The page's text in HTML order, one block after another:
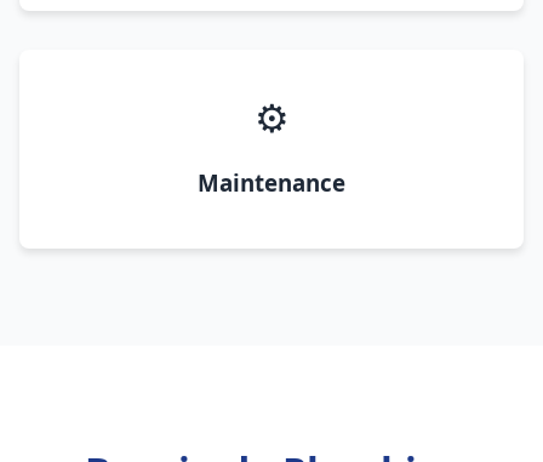
⚙️
Maintenance